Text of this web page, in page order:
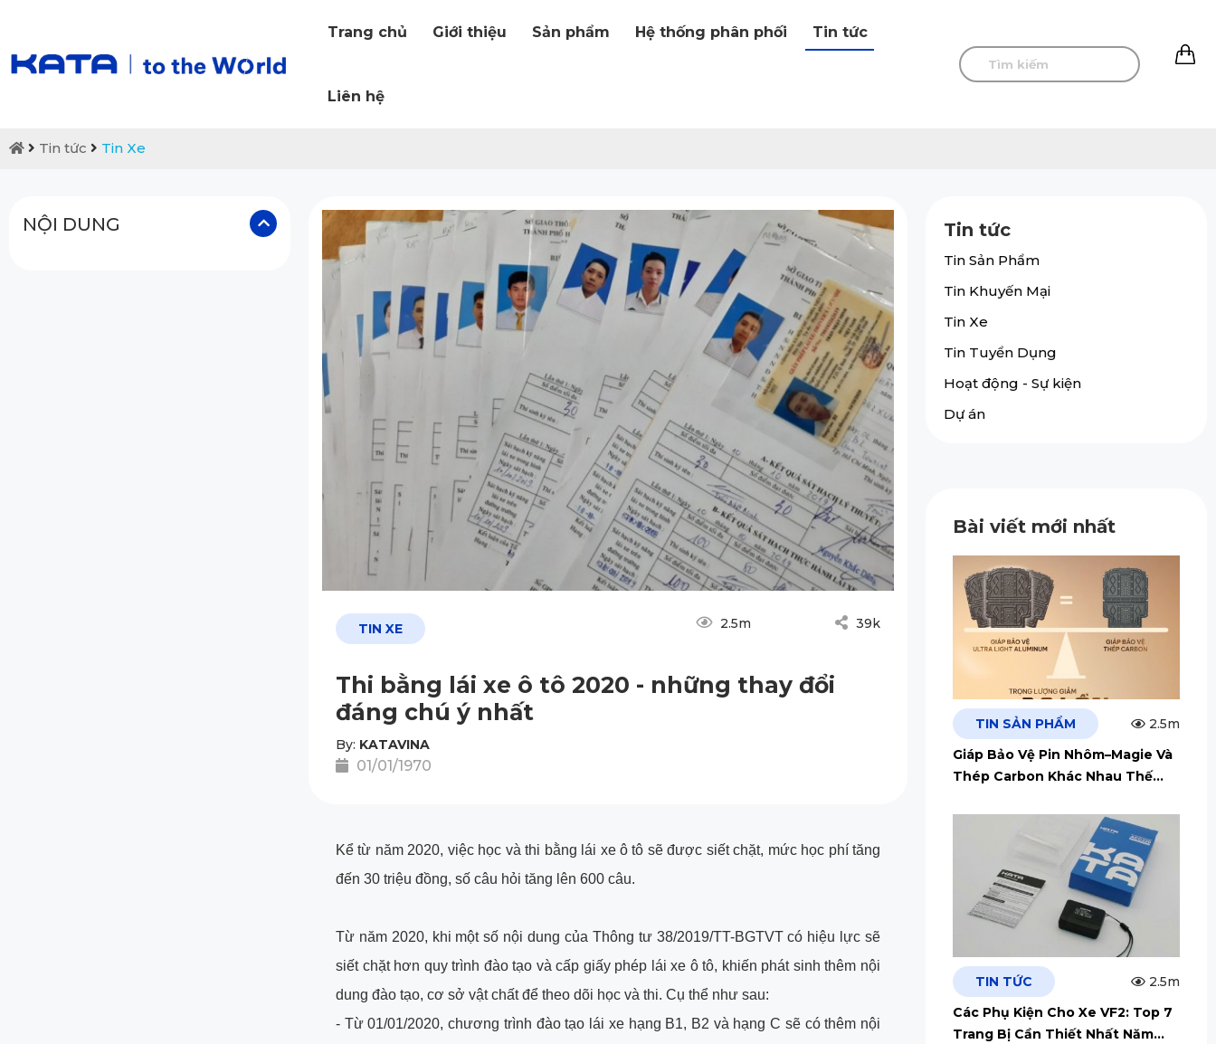
Trang chủ Giới thiệu Sản phẩm Hệ thống phân phối Tin tức
Liên hệ
Tin tức Tin Xe
NỘI DUNG
TIN XE 2.5m 39k
Thi bằng lái xe ô tô 2020 - những thay đổi
đáng chú ý nhất
By: KATAVINA
01/01/1970
Kể từ năm 2020, việc học và thi bằng lái xe ô tô sẽ được siết chặt, mức học phí tăng
đến 30 triệu đồng, số câu hỏi tăng lên 600 câu.
Từ năm 2020, khi một số nội dung của Thông tư 38/2019/TT-BGTVT có hiệu lực sẽ
siết chặt hơn quy trình đào tạo và cấp giấy phép lái xe ô tô, khiến phát sinh thêm nội
dung đào tạo, cơ sở vật chất để theo dõi học và thi. Cụ thể như sau:
- Từ 01/01/2020, chương trình đào tạo lái xe hạng B1, B2 và hạng C sẽ có thêm nội
Tin tức
Tin Sản Phẩm
Tin Khuyến Mại
Tin Xe
Tin Tuyển Dụng
Hoạt động - Sự kiện
Dự án
Bài viết mới nhất
TIN SẢN PHẨM
2.5m
Giáp Bảo Vệ Pin Nhôm–Magie Và
Thép Carbon Khác Nhau Thế
TIN TỨC
2.5m
Các Phụ Kiện Cho Xe VF2: Top 7
Trang Bị Cần Thiết Nhất Năm